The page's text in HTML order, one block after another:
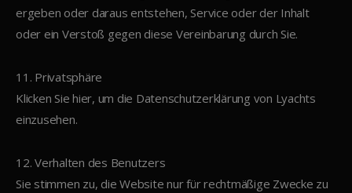
ergeben oder daraus entstehen, Service oder der Inhalt
oder ein Verstoß gegen diese Vereinbarung durch Sie.
11. Privatsphäre
Klicken Sie hier, um die Datenschutzerklärung von Lyachts
einzusehen.
12. Verhalten des Benutzers
Sie stimmen zu, die Website nur für rechtmäßige Zwecke zu